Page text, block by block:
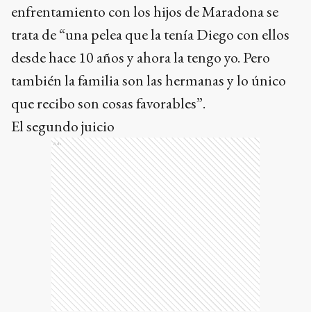
enfrentamiento con los hijos de Maradona se
trata de “una pelea que la tenía Diego con ellos
desde hace 10 años y ahora la tengo yo. Pero
también la familia son las hermanas y lo único
que recibo son cosas favorables”.
El segundo juicio
Ads